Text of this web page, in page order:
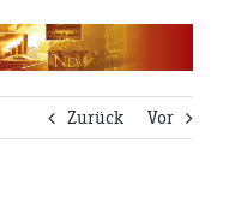
Zurück
Vor